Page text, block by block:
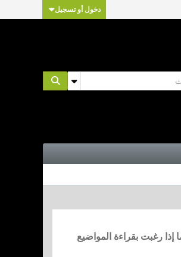
دخول أو تسجيل
إذا رغبت بقراءة المواضيع